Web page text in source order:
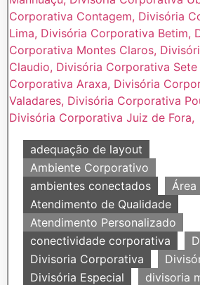
adequação de layout
Ambiente Corporativo
ambientes conectados
Área
Atendimento de Qualidade
Atendimento Personalizado
conectividade corporativa
Divisoria Corporativa
Divisória Especial
divisoria